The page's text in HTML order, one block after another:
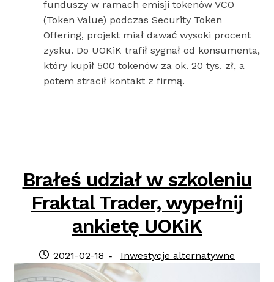
funduszy w ramach emisji tokenów VCO
(Token Value) podczas Security Token
Offering, projekt miał dawać wysoki procent
zysku. Do UOKiK trafił sygnał od konsumenta,
który kupił 500 tokenów za ok. 20 tys. zł, a
potem stracił kontakt z firmą.
Brałeś udział w szkoleniu
Fraktal Trader, wypełnij
ankietę UOKiK
Posted
on
2021-02-18 Category:
Inwestycje alternatywne